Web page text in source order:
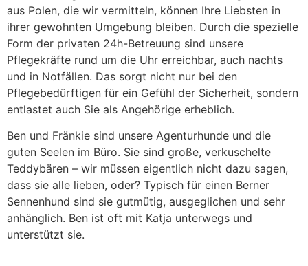
aus Polen, die wir vermitteln, können Ihre Liebsten in
ihrer gewohnten Umgebung bleiben. Durch die spezielle
Form der privaten 24h-Betreuung sind unsere
Pflegekräfte rund um die Uhr erreichbar, auch nachts
und in Notfällen. Das sorgt nicht nur bei den
Pflegebedürftigen für ein Gefühl der Sicherheit, sondern
entlastet auch Sie als Angehörige erheblich.
Ben und Fränkie sind unsere Agenturhunde und die
guten Seelen im Büro. Sie sind große, verkuschelte
Teddybären – wir müssen eigentlich nicht dazu sagen,
dass sie alle lieben, oder? Typisch für einen Berner
Sennenhund sind sie gutmütig, ausgeglichen und sehr
anhänglich. Ben ist oft mit Katja unterwegs und
unterstützt sie.